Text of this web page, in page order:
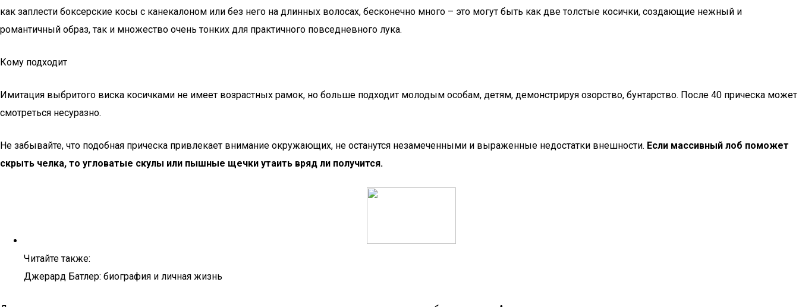
как заплести боксерские косы с канекалоном или без него на длинных волосах, бесконечно много – это могут быть как две толстые косички, создающие нежный и
романтичный образ, так и множество очень тонких для практичного повседневного лука.
Кому подходит
Имитация выбритого виска косичками не имеет возрастных рамок, но больше подходит молодым особам, детям, демонстрируя озорство, бунтарство. После 40 прическа может
смотреться несуразно.
Не забывайте, что подобная прическа привлекает внимание окружающих, не останутся незамеченными и выраженные недостатки внешности. Если массивный лоб поможет
скрыть челка, то угловатые скулы или пышные щечки утаить вряд ли получится.
Читайте также:
Джерард Батлер: биография и личная жизнь